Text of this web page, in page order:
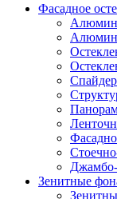
Фасадное
Джамбо-
Зенитные